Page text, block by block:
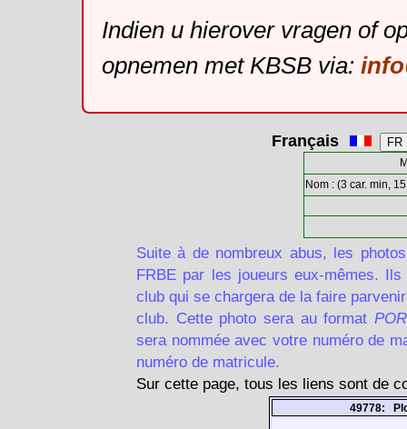
Indien u hierover vragen of
opnemen met KBSB via:
Français
Nom : (3 car. min,
Suite à de nombreux abus, les
FRBE par les joueurs eux-mêmes.
club qui se chargera de la faire
club. Cette photo sera au format
sera nommée avec votre numéro de
numéro de matricule.
Sur cette page, tous les liens sont de
49778: